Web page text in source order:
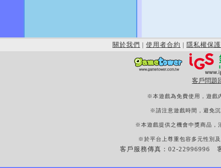
關於我們 | 使用者合約 | 隱私權保護
客戶問題
※本遊戲為免費使用，遊戲
※請注意遊戲時間，避免
※本遊戲提供之機會中獎商品，
※於平台上尊重包容多元性別
客戶服務傳真：02-22996996